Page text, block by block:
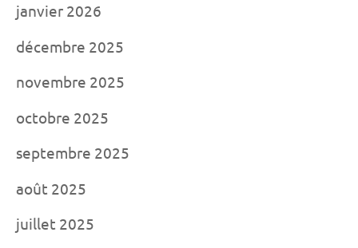
janvier 2026
décembre 2025
novembre 2025
octobre 2025
septembre 2025
août 2025
juillet 2025